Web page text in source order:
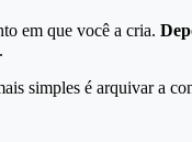
em que você a cria.
simples é arquivar a